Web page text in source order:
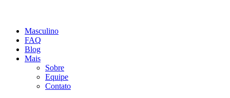
Masculino
FAQ
Blog
Mais
Sobre
Equipe
Contato